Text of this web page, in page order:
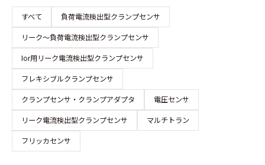
すべて
負荷電流検出型クランプセンサ
リーク～負荷電流検出型クランプセンサ
Ior用リーク電流検出型クランプセンサ
フレキシブルクランプセンサ
クランプセンサ・クランプアダプタ
電圧センサ
リーク電流検出型クランプセンサ
マルチトラン
フリッカセンサ